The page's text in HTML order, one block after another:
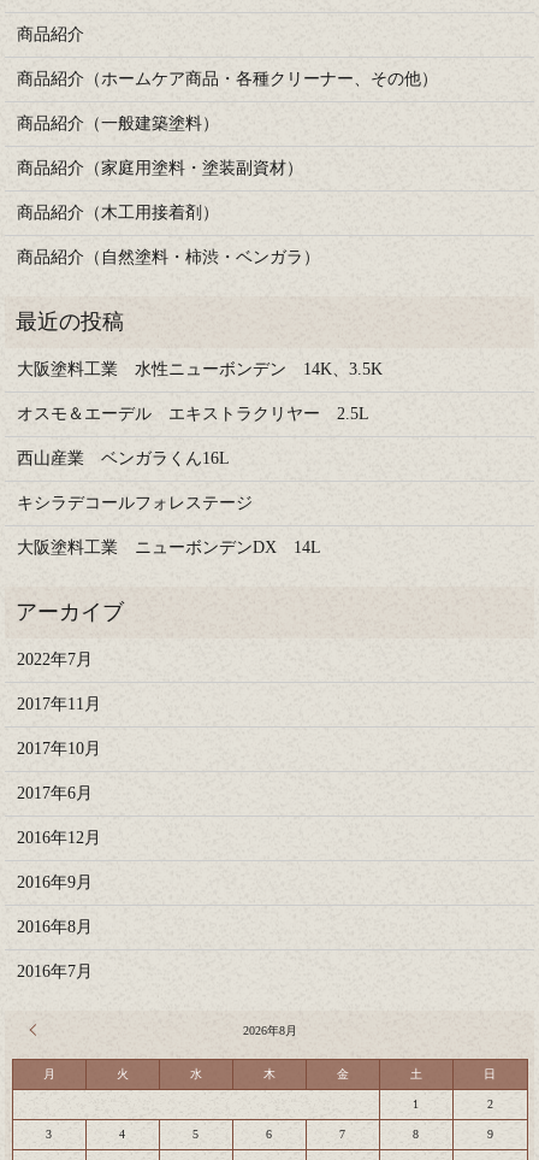
商品紹介
商品紹介（ホームケア商品・各種クリーナー、その他）
商品紹介（一般建築塗料）
商品紹介（家庭用塗料・塗装副資材）
商品紹介（木工用接着剤）
商品紹介（自然塗料・柿渋・ベンガラ）
大阪塗料工業 水性ニューボンデン 14K、3.5K
オスモ＆エーデル エキストラクリヤー 2.5L
西山産業 ベンガラくん16L
キシラデコールフォレステージ
大阪塗料工業 ニューボンデンDX 14L
2022年7月
2017年11月
2017年10月
2017年6月
2016年12月
2016年9月
2016年8月
2016年7月
2026年8月
月 火 水 木 金 土 日
1 2
3 4 5 6 7 8 9